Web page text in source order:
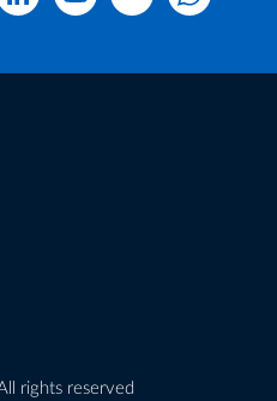
rights reserved